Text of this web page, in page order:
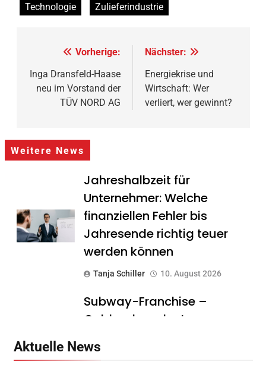
Technologie
Zulieferindustrie
Beitragsnavigation
Vorherige:
Inga Dransfeld-Haase
neu im Vorstand der
TÜV NORD AG
Nächster:
Energiekrise und
Wirtschaft: Wer
verliert, wer gewinnt?
Weitere News
Jahreshalbzeit für
Unternehmer: Welche
finanziellen Fehler bis
Jahresende richtig teuer
werden können
Tanja Schiller 10. August 2026
Subway-Franchise –
Goldgrube oder teurer
dem Einstieg wissen sollten
Aktuelle News